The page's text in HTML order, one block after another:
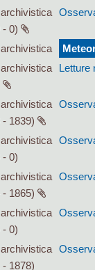
- 0)
Letture
- 1839)
- 0)
- 1865)
- 0)
- 1878)